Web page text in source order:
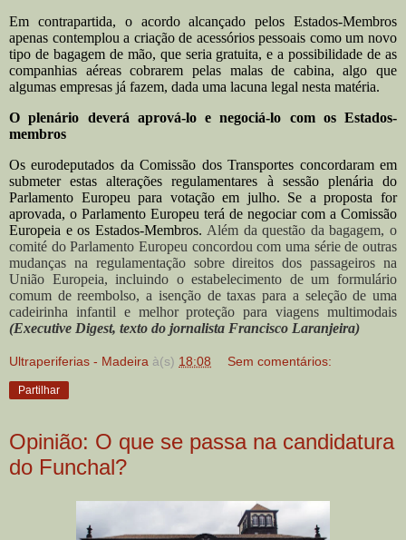
Em contrapartida, o acordo alcançado pelos Estados-Membros
apenas contemplou a criação de acessórios pessoais como um novo
tipo de bagagem de mão, que seria gratuita, e a possibilidade de as
companhias aéreas cobrarem pelas malas de cabina, algo que
algumas empresas já fazem, dada uma lacuna legal nesta matéria.
O plenário deverá aprová-lo e negociá-lo com os Estados-
membros
Os eurodeputados da Comissão dos Transportes concordaram em
submeter estas alterações regulamentares à sessão plenária do
Parlamento Europeu para votação em julho. Se a proposta for
aprovada, o Parlamento Europeu terá de negociar com a Comissão
Europeia e os Estados-Membros. Além da questão da bagagem, o
comité do Parlamento Europeu concordou com uma série de outras
mudanças na regulamentação sobre direitos dos passageiros na
União Europeia, incluindo o estabelecimento de um formulário
comum de reembolso, a isenção de taxas para a seleção de uma
cadeirinha infantil e melhor proteção para viagens multimodais
(Executive Digest, texto do jornalista Francisco Laranjeira)
Ultraperiferias - Madeira à(s) 18:08 Sem comentários:
Partilhar
Opinião: O que se passa na candidatura
do Funchal?